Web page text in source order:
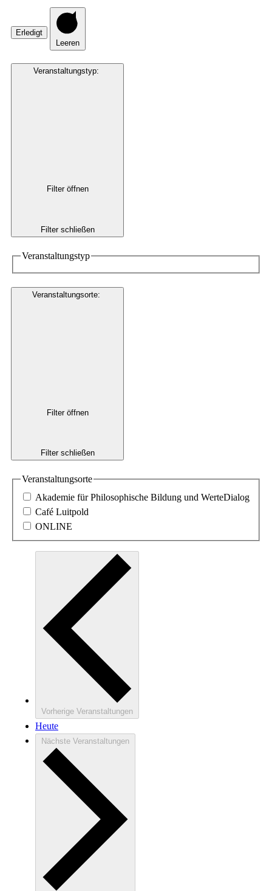
Erledigt
Leeren
Veranstaltungstyp:
Filter öffnen
Filter schließen
Veranstaltungstyp
Veranstaltungsorte:
Filter öffnen
Filter schließen
Veranstaltungsorte
Akademie für Philosophische Bildung und WerteDialog
Café Luitpold
ONLINE
Vorherige Veranstaltungen
Heute
Nächste Veranstaltungen